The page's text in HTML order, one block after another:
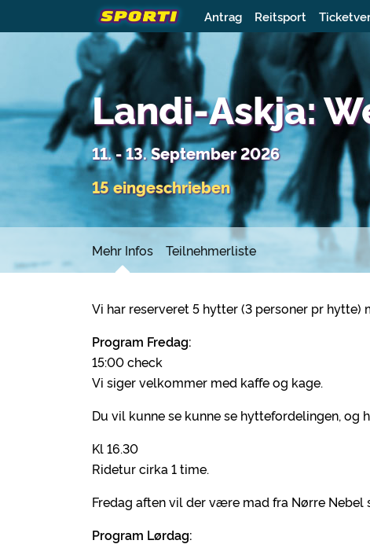
Antrag Reitsport
Landi-Askja:
11. - 13. September 2026
15 eingeschrieben
Mehr Infos Teilnehmerliste
Vi har reserveret 5 hytter (3 personer pr
Program Fredag:
15:00 check
Vi siger velkommer med kaffe og kage.
Du vil kunne se kunne se hyttefordelingen, og
Kl 16.30
Ridetur cirka 1 time.
Fredag aften vil der være mad fra Nørre Nebel
Program Lørdag: